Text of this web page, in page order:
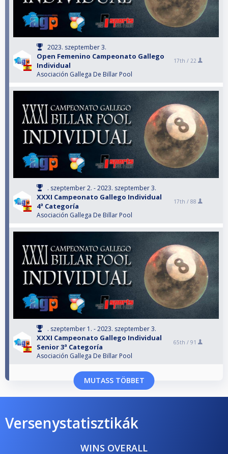
2023. szeptember 3.
Open Femenino Campeonato Gallego
Individual
Asociación Gallega De Billar Pool
17th / 22
. szeptember 2. - 2023. szeptember 3.
XXXI Campeonato Gallego Individual
4ª Categoría
Asociación Gallega De Billar Pool
17th / 88
. szeptember 1. - 2023. szeptember 3.
XXXI Campeonato Gallego Individual
Senior 3ª Categoría
Asociación Gallega De Billar Pool
65th / 91
MUTASS TÖBBET
Versenystatisztikák
WINS OVERALL